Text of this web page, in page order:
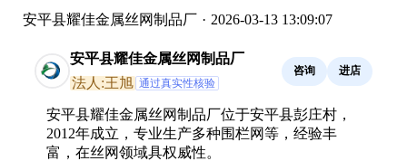
安平县耀佳金属丝网制品厂 · 2026-03-13 13:09:07
安平县耀佳金属丝网制品厂
法人:王旭 通过真实性核验
咨询 进店
安平县耀佳金属丝网制品厂位于安平县彭庄村，
2012年成立，专业生产多种围栏网等，经验丰
富，在丝网领域具权威性。